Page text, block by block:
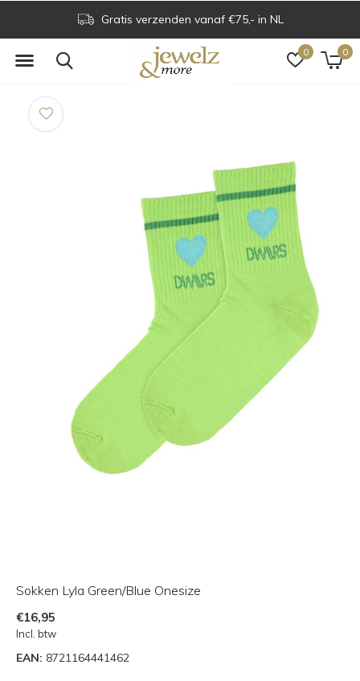
0 0
Gratis verzenden vanaf €75,- in NL
Sokken Lyla Green/Blue Onesize
€16,95
Incl. btw
EAN: 8721164441462